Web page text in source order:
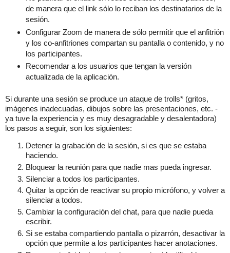
de manera que el link sólo lo reciban los destinatarios de la
sesión.
Configurar Zoom de manera de sólo permitir que el anfitrión
y los co-anfitriones compartan su pantalla o contenido, y no
los participantes.
Recomendar a los usuarios que tengan la versión
actualizada de la aplicación.
Si durante una sesión se produce un ataque de trolls* (gritos,
imágenes inadecuadas, dibujos sobre las presentaciones, etc. -
ya tuve la experiencia y es muy desagradable y desalentadora)
los pasos a seguir, son los siguientes:
Detener la grabación de la sesión, si es que se estaba
haciendo.
Bloquear la reunión para que nadie mas pueda ingresar.
Silenciar a todos los participantes.
Quitar la opción de reactivar su propio micrófono, y volver a
silenciar a todos.
Cambiar la configuración del chat, para que nadie pueda
escribir.
Si se estaba compartiendo pantalla o pizarrón, desactivar la
opción que permite a los participantes hacer anotaciones.